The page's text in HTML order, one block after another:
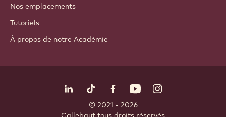
Nos emplacements
Tutoriels
À propos de notre Académie
LinkedIn Opens in a new window.
TikTok Opens in a new window.
Facebook Opens in a new
YouTubeInstagram
© 2021 - 2026